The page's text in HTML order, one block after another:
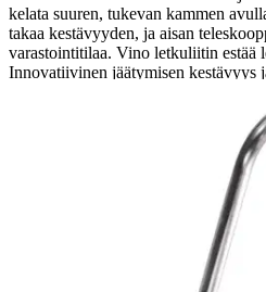
kelata suuren, tukevan kammen
takaa kestävyyden, ja aisan
varastointitilaa. Vino letkuliitin estää
Innovatiivinen jäätymisen kestävyys
ylivertaisesta laadusta. Made in
letkua 13 mm (1/2in), Original